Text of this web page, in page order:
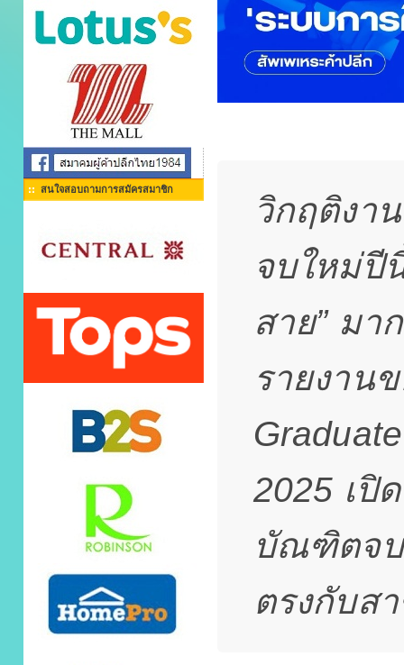
สนใจสอบถามการสมัครสมาชิก
วิกฤติงา
จบใหม่ปี
สาย” มา
รายงาน
2025 เปิ
บัณฑิตจบ
ตรงกับส